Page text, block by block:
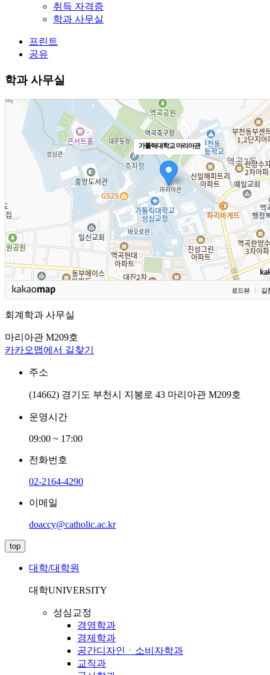
취득 자격증
학과 사무실
프린트
공유
학과 사무실
가톨릭대학교 마리아관
로드뷰 길
회계학과 사무실
마리아관 M209호
카카오맵에서 길찾기
주소
(14662) 경기도 부천시 지봉로 43 마리아관 M209호
운영시간
09:00 ~ 17:00
전화번호
02-2164-4290
이메일
doaccy@catholic.ac.kr
top
대학/대학원
대학UNIVERSITY
성심교정
경영학과
경제학과
공간디자인ㆍ소비자학과
교직과